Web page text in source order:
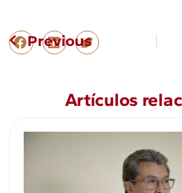
Previous
Artículos